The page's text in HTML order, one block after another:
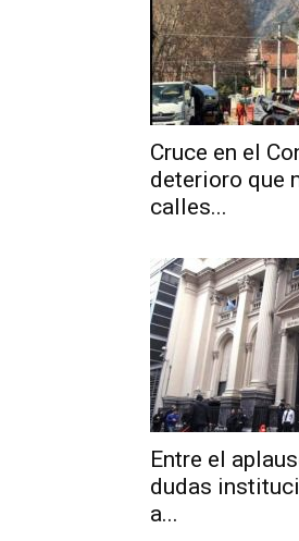
Cruce en el
deterioro que
calles...
Entre el
dudas
a...